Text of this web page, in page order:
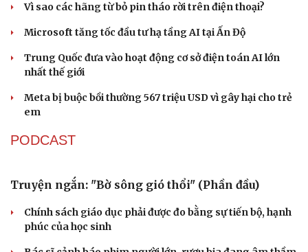
Phòng mạch online
Các nhà khoa học Nhật Bản phát hiện dấu hiệu
Microsoft tăng tốc đầu tư hạ tầng AI tại Ấn Độ
Trung Quốc đưa vào hoạt động cơ sở điện toán AI lớn
nhất thế giới
Meta bị buộc bồi thường 567 triệu USD vì gây hại cho trẻ